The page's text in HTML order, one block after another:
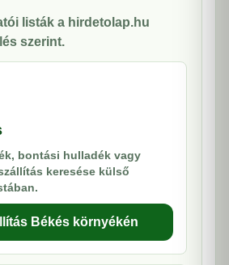
listák a hirdetolap.hu
szerint.
bontási hulladék vagy
keresése külső
Békés környékén